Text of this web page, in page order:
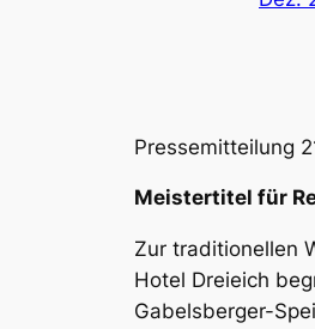
Pressemitteilung
Meistertitel für
Zur traditionellen
Hotel Dreieich
Gabelsberger-